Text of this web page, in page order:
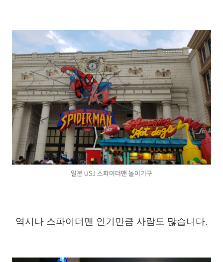
일본 USJ 스파이더맨 놀이기구
역시나 스파이더맨 인기만큼 사람도 많습니다.